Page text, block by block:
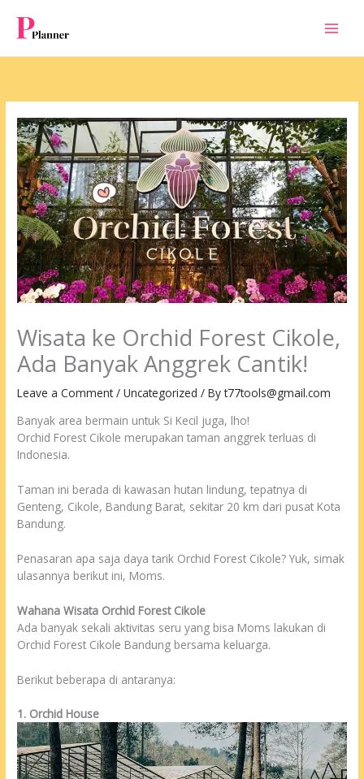
content
Wisata ke Orchid Forest Cikole,
Ada Banyak Anggrek Cantik!
Leave a Comment /Uncategorized / Byt77tools@gmail.com
Banyak area bermain untuk Si Kecil juga, lho!
Orchid Forest Cikole merupakan taman anggrek terluas di
Indonesia.
Taman ini berada di kawasan hutan lindung, tepatnya di
Genteng, Cikole, Bandung Barat, sekitar 20 km dari pusat Kota
Bandung.
Penasaran apa saja daya tarik Orchid Forest Cikole? Yuk, simak
ulasannya berikut ini, Moms.
Wahana Wisata Orchid Forest Cikole
Ada banyak sekali aktivitas seru yang bisa Moms lakukan di
Orchid Forest Cikole Bandung bersama keluarga.
Berikut beberapa di antaranya:
1. Orchid House